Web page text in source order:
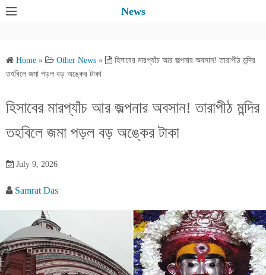
News
Home » Other News »
হিসাবের মারপ্যাঁচ আর জল্পনার অবসান! তারাপীঠ মন্দির
তহবিলে জমা পড়ল বড় অঙ্কের টাকা
হিসাবের মারপ্যাঁচ আর জল্পনার অবসান! তারাপীঠ মন্দির
তহবিলে জমা পড়ল বড় অঙ্কের টাকা
July 9, 2026
Samrat Das